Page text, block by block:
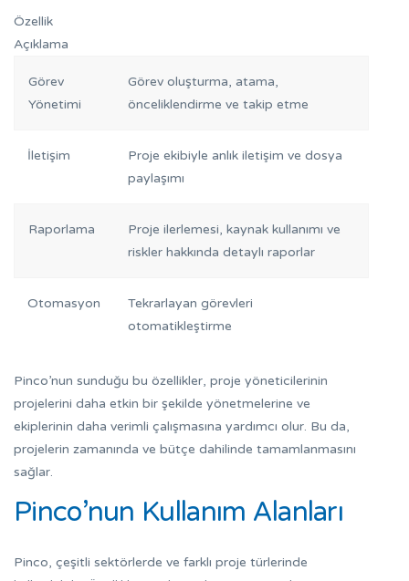
Özellik
Açıklama
Görev
Yönetimi
Görev oluşturma, atama,
önceliklendirme ve takip etme
İletişim
Proje ekibiyle anlık iletişim ve dosya
paylaşımı
Raporlama
Proje ilerlemesi, kaynak kullanımı ve
riskler hakkında detaylı raporlar
Otomasyon
Tekrarlayan görevleri
otomatikleştirme
Pinco’nun sunduğu bu özellikler, proje yöneticilerinin
projelerini daha etkin bir şekilde yönetmelerine ve
ekiplerinin daha verimli çalışmasına yardımcı olur. Bu da,
projelerin zamanında ve bütçe dahilinde tamamlanmasını
sağlar.
Pinco’nun Kullanım Alanları
Pinco, çeşitli sektörlerde ve farklı proje türlerinde